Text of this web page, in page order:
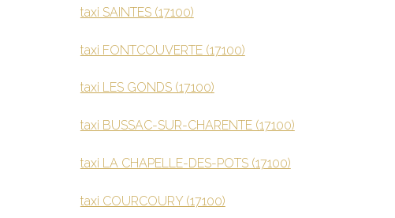
taxi SAINTES (17100)
taxi FONTCOUVERTE (17100)
taxi LES GONDS (17100)
taxi BUSSAC-SUR-CHARENTE (17100)
taxi LA CHAPELLE-DES-POTS (17100)
taxi COURCOURY (17100)